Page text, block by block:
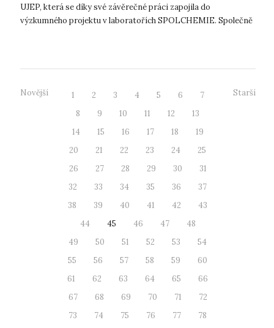
UJEP, která se díky své závěrečné práci zapojila do
výzkumného projektu v laboratořích SPOLCHEMIE. Společně
Novější 1 2 3 4 5 6
7
8
9 10 11 12
13
14
15 16 17 18
19
20
21 22 23 24
25
26
27 28 29 30
31
32
33 34 35 36
37
38
39 40 41 42
43
44
45 46 47
48
49
50 51 52 53
54
55
56 57 58 59
60
61
62 63 64 65
66
67
68 69 70 71
72
73
74 75 76 77
78
Starší